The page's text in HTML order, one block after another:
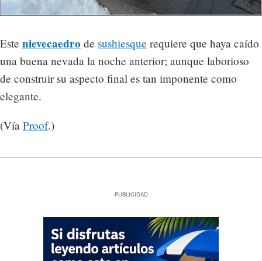
Este nievecaedro de sushiesque requiere que haya caído
una buena nevada la noche anterior; aunque laborioso
de construir su aspecto final es tan imponente como
elegante.
(Vía Proof.)
PUBLICIDAD